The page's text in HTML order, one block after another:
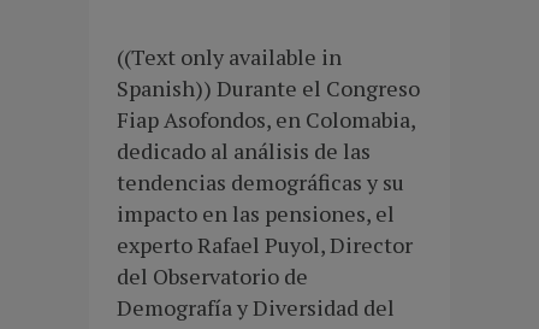
((Text only available in
Spanish)) Durante el Congreso
Fiap Asofondos, en Colomabia,
dedicado al análisis de las
tendencias demográficas y su
impacto en las pensiones, el
experto Rafael Puyol, Director
del Observatorio de
Demografía y Diversidad del